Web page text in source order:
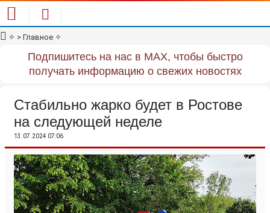
✧ > Главное ✧
Подпишитесь на нас в MAX, чтобы быстро
получать информацию о свежих новостях
Стабильно жарко будет в Ростове
на следующей неделе
13.07.2024 07:06